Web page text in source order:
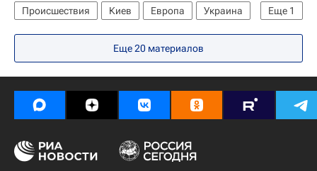
Еще 1
Происшествия Киев Европа
Украина
Весь мир
Еще 20 материалов